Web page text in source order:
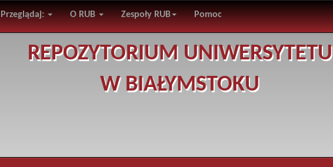
Przeglądaj: O RUB Zespoły RUB Pomoc
REPOZYTORIUM UNIWERSYTETU
W BIAŁYMSTOKU